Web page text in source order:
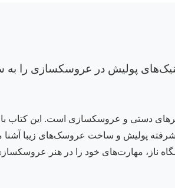
تکنیک‌های پولیش در عروسکسازی را
علاقه‌مندان به هنرهای دستی و عروسکسازی است.
شما را با تکنیک‌های پیشرفته پولیش و ساخت عروسک‌های
ناز، مهارت‌های خود را در هنر عروسکسازی